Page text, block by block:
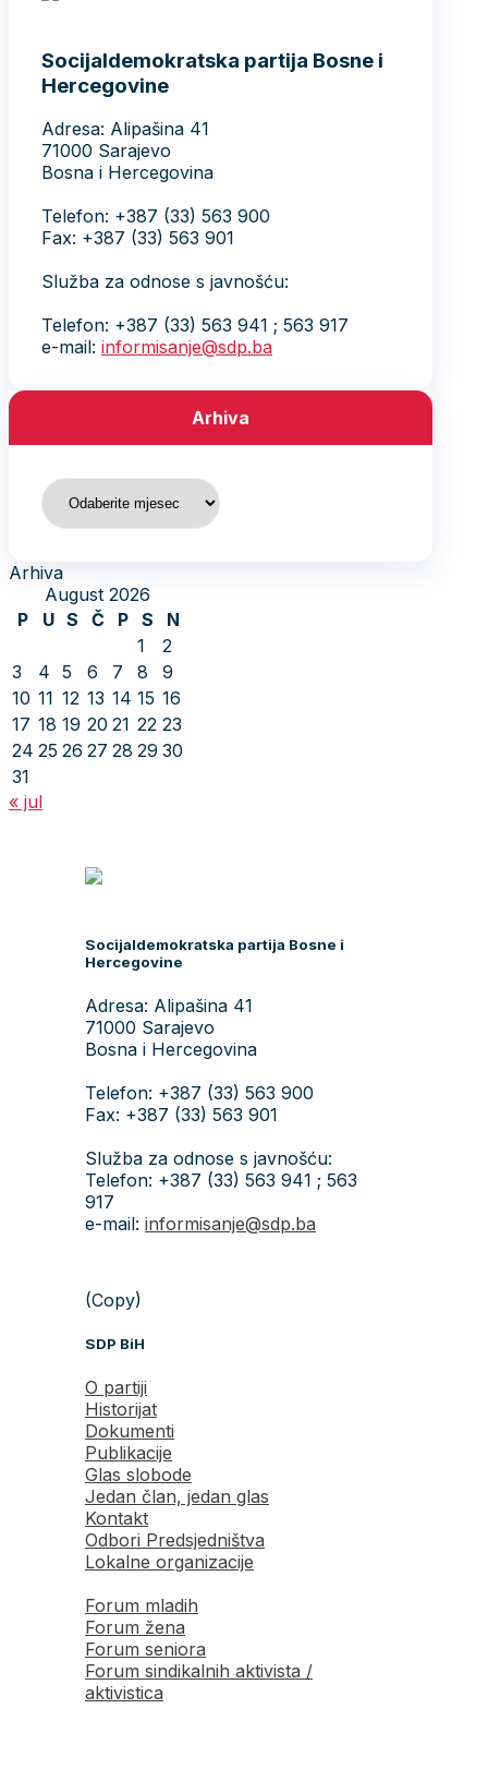
Socijaldemokratska partija Bosne i
Hercegovine
Adresa: Alipašina 41
71000 Sarajevo
Bosna i Hercegovina
Telefon: +387 (33) 563 900
Fax: +387 (33) 563 901
Služba za odnose s javnošću:
Telefon: +387 (33) 563 941 ; 563 917
e-mail: informisanje@sdp.ba
Arhiva
Arhiva
Arhiva
August 2026
P
U S Č P S
N
1
2
3
4 5 6 7 8
9
10 11 12 13 14 15 16
17 18 19 20 21 22 23
24 25 26 27 28 29 30
31
« jul
Socijaldemokratska partija Bosne i
Hercegovine
Adresa: Alipašina 41
71000 Sarajevo
Bosna i Hercegovina
Telefon: +387 (33) 563 900
Fax: +387 (33) 563 901
Služba za odnose s javnošću:
Telefon: +387 (33) 563 941 ; 563
917
e-mail: informisanje@sdp.ba
(Copy)
SDP BiH
O partiji
Historijat
Dokumenti
Publikacije
Glas slobode
Jedan član, jedan glas
Kontakt
Odbori Predsjedništva
Lokalne organizacije
Forum mladih
Forum žena
Forum seniora
Forum sindikalnih aktivista /
aktivistica